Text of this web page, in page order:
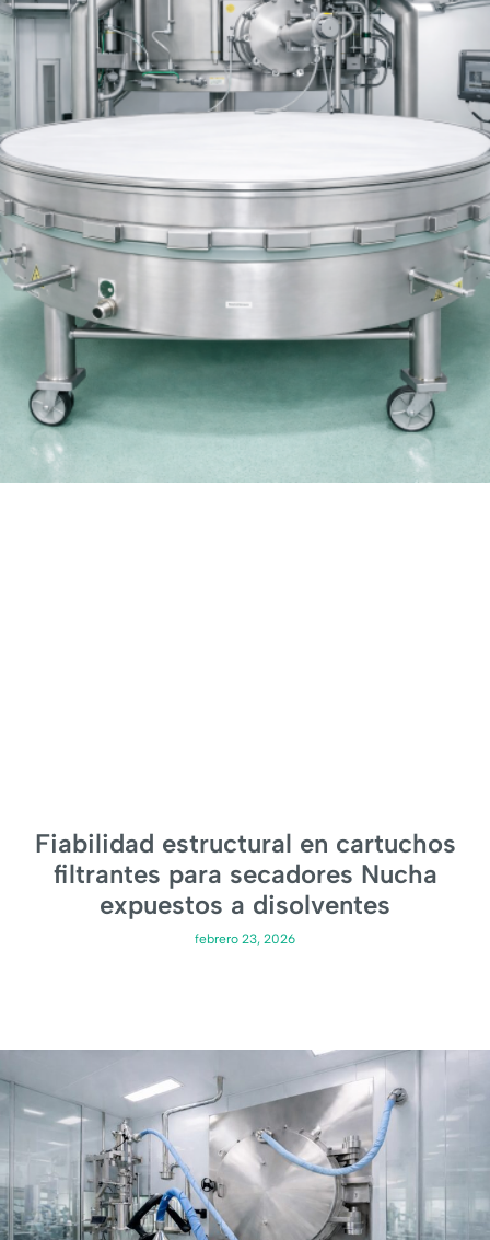
Fiabilidad estructural en cartuchos
filtrantes para secadores Nucha
expuestos a disolventes
febrero 23, 2026